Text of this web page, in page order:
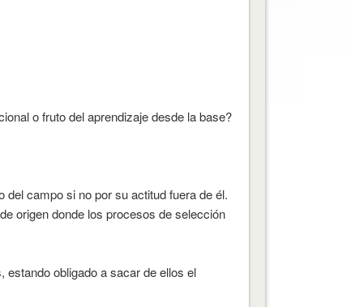
o fruto del aprendizaje desde la base?
campo si no por su actitud fuera de él.
origen donde los procesos de selección
obligado a sacar de ellos el